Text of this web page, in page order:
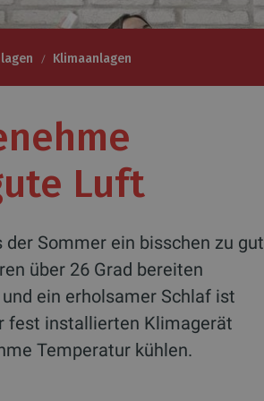
Klimaanlagen
Luft
Sommer ein bisschen zu gut
über 26 Grad bereiten
ein erholsamer Schlaf ist
fest installierten Klimagerät
Temperatur kühlen.